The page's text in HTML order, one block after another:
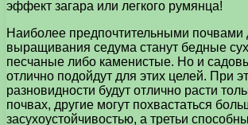
эффект загара или легкого румянца!
Наиболее предпочтительными почвами
выращивания седума станут бедные
песчаные либо каменистые. Но и
отлично подойдут для этих целей. При
разновидности будут отлично расти
почвах, другие могут похвастаться
засухоустойчивостью, а третьи